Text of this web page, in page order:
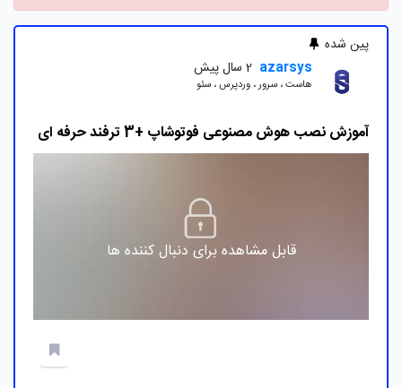
پین شده
azarsys 2 سال پیش
هاست ، سرور ، وردپرس ، سئو
آموزش نصب هوش مصنوعی فوتوشاپ +3 ترفند حرفه ای
قابل مشاهده برای دنبال کننده ها